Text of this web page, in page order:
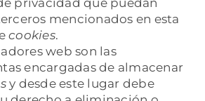
privacidad que puedan
mencionados en esta
cookies.
web son las
encargadas de almacenar
y desde este lugar debe